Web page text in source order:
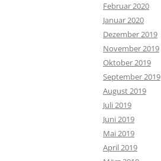
Februar 2020
Januar 2020
Dezember 2019
November 2019
Oktober 2019
September 2019
August 2019
Juli 2019
Juni 2019
Mai 2019
April 2019